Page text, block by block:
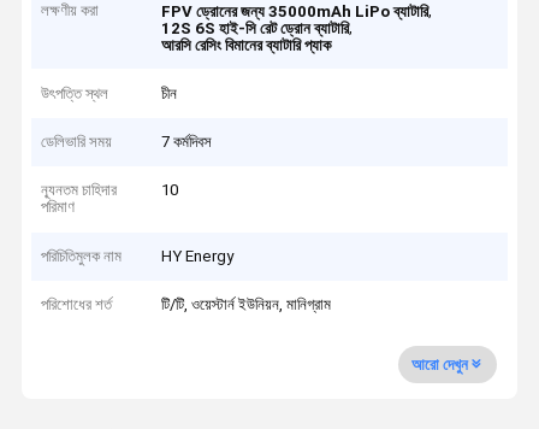
লক্ষণীয় করা FPV ড্রোনের জন্য 35000mAh LiPo ব্যাটারি,
12S 6S হাই-সি রেট ড্রোন ব্যাটারি,
আরসি রেসিং বিমানের ব্যাটারি প্যাক
উৎপত্তি স্থল চীন
ডেলিভারি সময় 7 কর্মদিবস
ন্যূনতম চাহিদার
পরিমাণ
10
পরিচিতিমুলক নাম HY Energy
পরিশোধের শর্ত টি/টি, ওয়েস্টার্ন ইউনিয়ন, মানিগ্রাম
আরো দেখুন